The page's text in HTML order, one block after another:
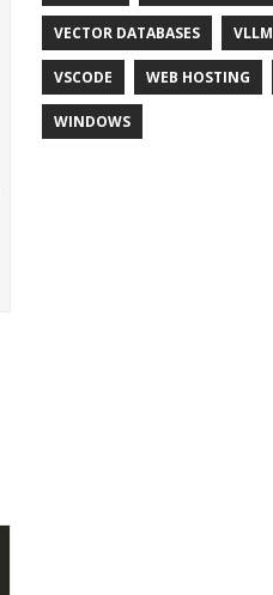
VECTOR DATABASES VLLM
VSCODE WEB HOSTING
WINDOWS